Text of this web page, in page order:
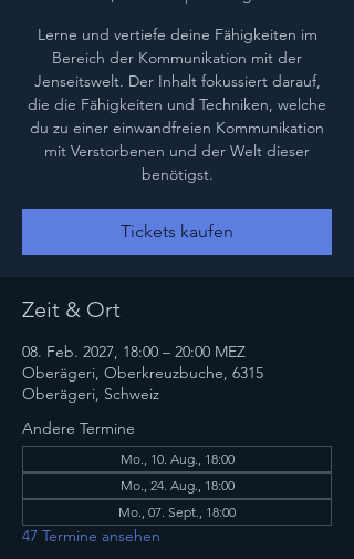
Lerne und vertiefe deine Fähigkeiten im
Bereich der Kommunikation mit der
Jenseitswelt. Der Inhalt fokussiert darauf,
die die Fähigkeiten und Techniken, welche
du zu einer einwandfreien Kommunikation
mit Verstorbenen und der Welt dieser
benötigst.
Tickets kaufen
Zeit & Ort
08. Feb. 2027, 18:00 – 20:00 MEZ
Oberägeri, Oberkreuzbuche, 6315
Oberägeri, Schweiz
Andere Termine
Mo., 10. Aug., 18:00
Mo., 24. Aug., 18:00
Mo., 07. Sept., 18:00
47 Termine ansehen